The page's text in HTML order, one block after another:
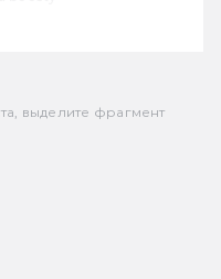
выделите фрагмент